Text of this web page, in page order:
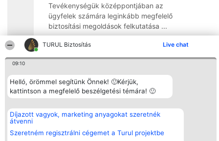
TURUL Biztosítás Live chat
09:10
Helló, örömmel segítünk Önnek! 🙂Kérjük,
kattintson a megfelelő beszélgetési témára! 🙂
Díjazott vagyok, marketing anyagokat szeretnék
átvenni
Szeretném regisztrálni cégemet a Turul projektbe
Tevékenységük középpontjában az
ügyfelek számára leginkább megfelelő
biztosítási megoldások felkutatása ...
9.4
Rangsorszervező
SC Beautiful Company S.R.L.
Bulevardul Aleea Timișul De
Sus Nr. 2, Bl. A30, Sc. A, Et.
4, Ap. 13
Bukarest 53-238
Adószám 36737675
tel: +363 033 425 71
Népszavazás
Nyertesek
Az összes
díjazottak
listája
Szabályok
Prywatności
Elérhetőség